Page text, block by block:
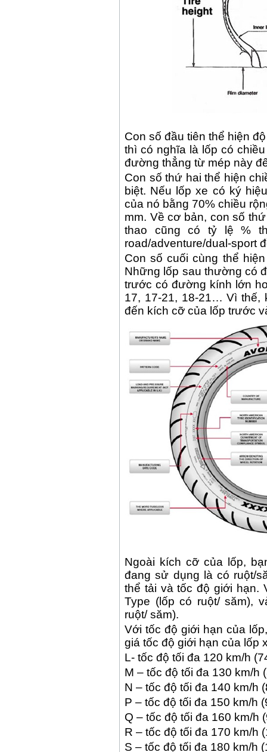
Con số đầu tiên thể hiện
thì có nghĩa là lốp có
đường thẳng từ mép này
Con số thứ hai thể hiện
biệt. Nếu lốp xe có ký
của nó bằng 70% chiều
mm. Về cơ bản, con số
thao cũng có tỷ lệ %
road/adventure/dual-sport
Con số cuối cùng thể
Những lốp sau thường có
trước có đường kính lớn
17, 17-21, 18-21… Vì thế,
đến kích cỡ của lốp trước
Ngoài kích cỡ của lốp,
đang sử dụng là có ruột/
thể tải và tốc độ giới hạn.
Type (lốp có ruột/ săm),
ruột/ săm).
Với tốc độ giới hạn của
giá tốc độ giới hạn của lốp
L- tốc độ tối đa 120 km/h
M – tốc độ tối đa 130 km/h
N – tốc độ tối đa 140 km/h
P – tốc độ tối đa 150 km/h
Q – tốc độ tối đa 160 km/h
R – tốc độ tối đa 170 km/h
S – tốc độ tối đa 180 km/h